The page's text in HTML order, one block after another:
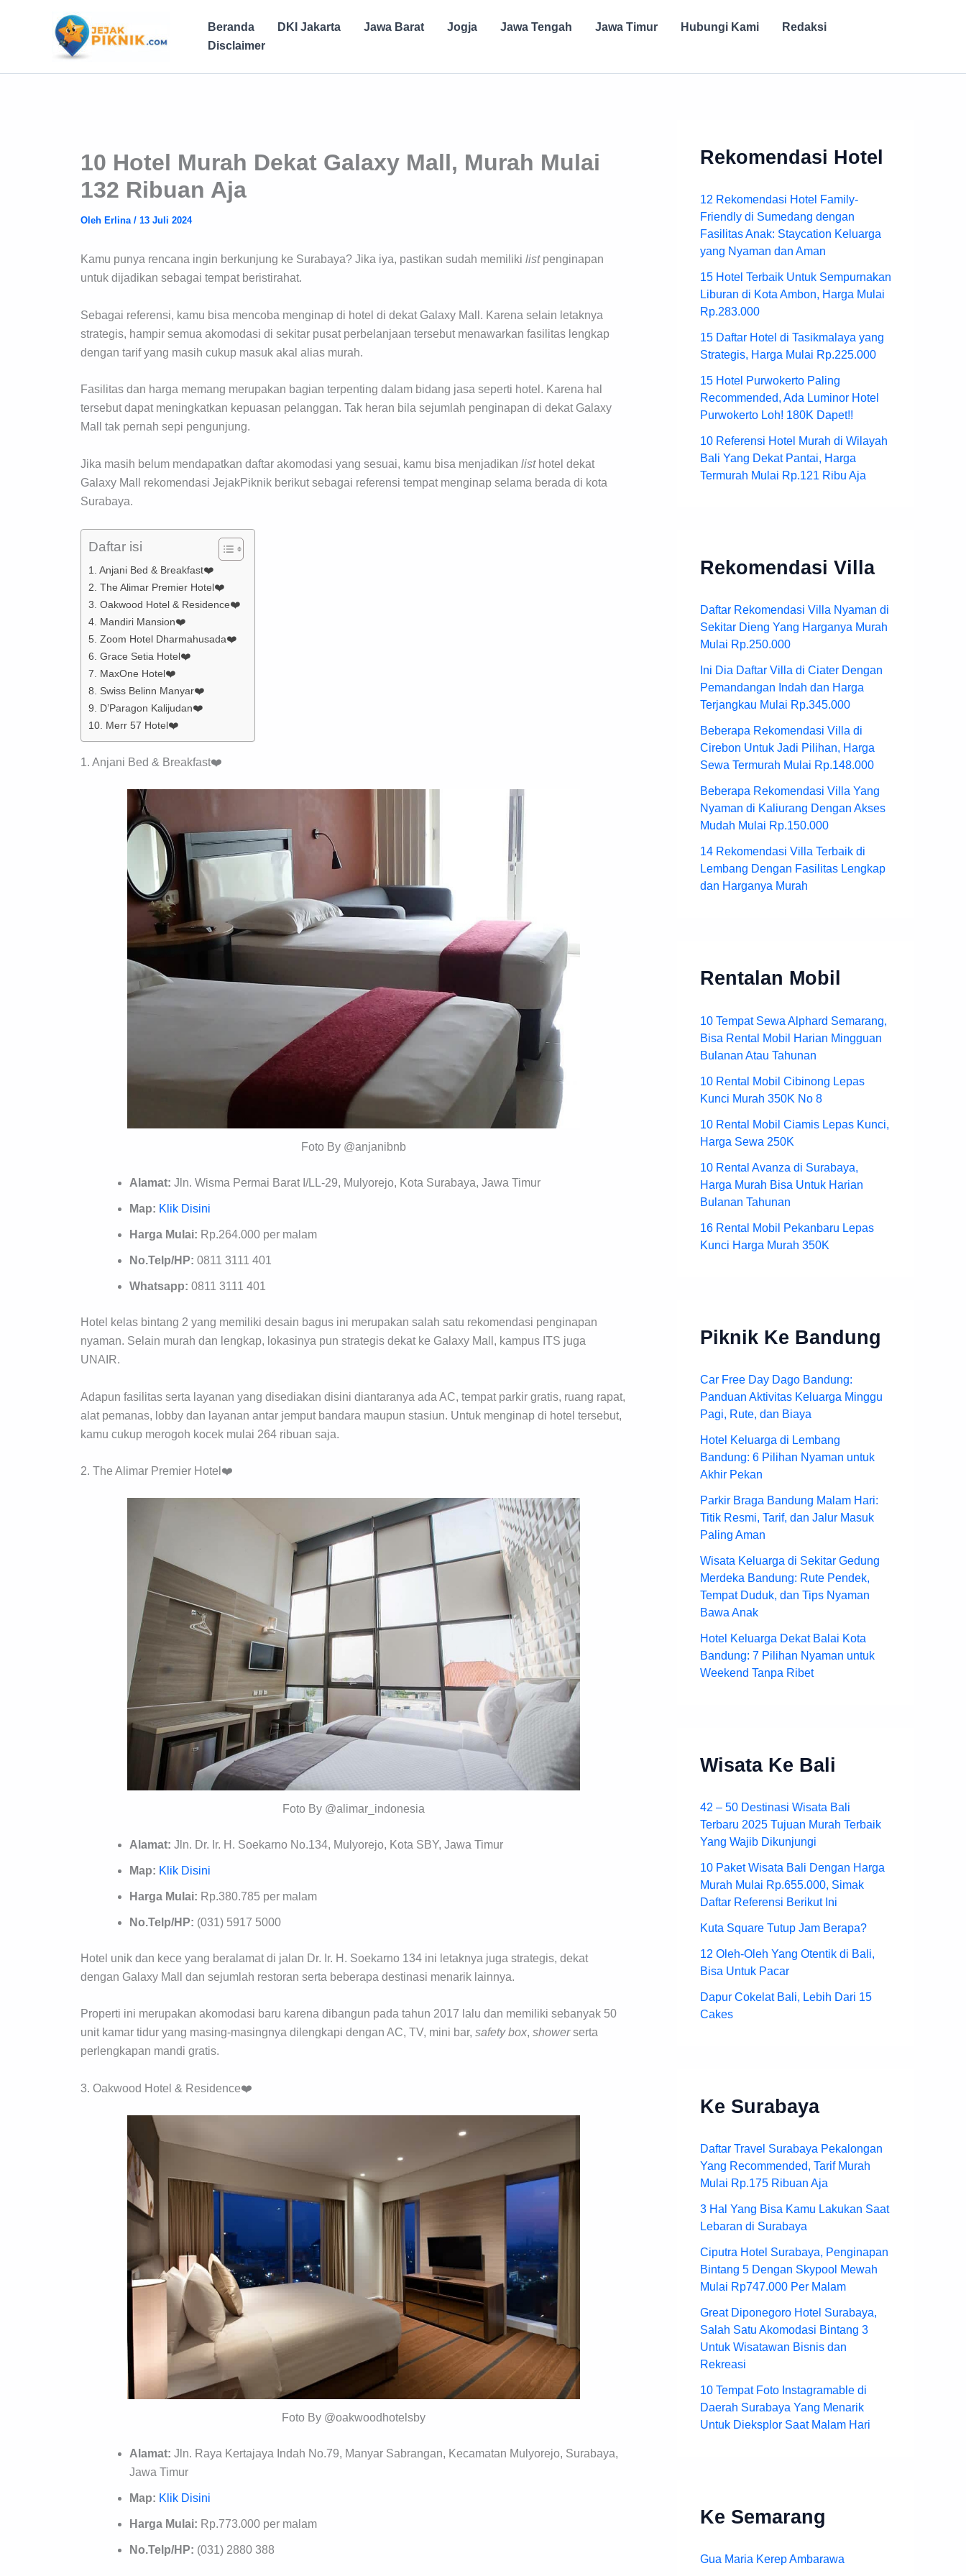
Beranda DKI Jakarta Jawa Barat Jogja Jawa Tengah Jawa Timur Hubungi Kami
Redaksi
Disclaimer
10 Hotel Murah Dekat Galaxy Mall, Murah Mulai
132 Ribuan Aja
Oleh Erlina / 13 Juli 2024
Kamu punya rencana ingin berkunjung ke Surabaya? Jika iya, pastikan sudah memiliki listpenginapan
untuk dijadikan sebagai tempat beristirahat.
Sebagai referensi, kamu bisa mencoba menginap di hotel di dekat Galaxy Mall. Karena selain letaknya
strategis, hampir semua akomodasi di sekitar pusat perbelanjaan tersebut menawarkan fasilitas lengkap
dengan tarif yang masih cukup masuk akal alias murah.
Fasilitas dan harga memang merupakan bagian terpenting dalam bidang jasa seperti hotel. Karena hal
tersebut dapat meningkatkan kepuasan pelanggan. Tak heran bila sejumlah penginapan di dekat Galaxy
Mall tak pernah sepi pengunjung.
Jika masih belum mendapatkan daftar akomodasi yang sesuai, kamu bisa menjadikan listhotel dekat
Galaxy Mall rekomendasi JejakPiknik berikut sebagai referensi tempat menginap selama berada di kota
Surabaya.
Daftar isi
1. Anjani Bed & Breakfast❤️
2. The Alimar Premier Hotel❤️
3. Oakwood Hotel & Residence❤️
4. Mandiri Mansion❤️
5. Zoom Hotel Dharmahusada❤️
6. Grace Setia Hotel❤️
7. MaxOne Hotel❤️
8. Swiss Belinn Manyar❤️
9. D’Paragon Kalijudan❤️
10. Merr 57 Hotel❤️
1. Anjani Bed & Breakfast❤️
Foto By @anjanibnb
Alamat: Jln. Wisma Permai Barat I/LL-29, Mulyorejo, Kota Surabaya, Jawa Timur
Map: Klik Disini
Harga Mulai: Rp.264.000 per malam
No.Telp/HP: 0811 3111 401
Whatsapp: 0811 3111 401
Hotel kelas bintang 2 yang memiliki desain bagus ini merupakan salah satu rekomendasi penginapan
nyaman. Selain murah dan lengkap, lokasinya pun strategis dekat ke Galaxy Mall, kampus ITS juga
UNAIR.
Adapun fasilitas serta layanan yang disediakan disini diantaranya ada AC, tempat parkir gratis, ruang rapat,
alat pemanas, lobby dan layanan antar jemput bandara maupun stasiun. Untuk menginap di hotel tersebut,
kamu cukup merogoh kocek mulai 264 ribuan saja.
2. The Alimar Premier Hotel❤️
Foto By @alimar_indonesia
Alamat: Jln. Dr. Ir. H. Soekarno No.134, Mulyorejo, Kota SBY, Jawa Timur
Map: Klik Disini
Harga Mulai: Rp.380.785 per malam
No.Telp/HP: (031) 5917 5000
Hotel unik dan kece yang beralamat di jalan Dr. Ir. H. Soekarno 134 ini letaknya juga strategis, dekat
dengan Galaxy Mall dan sejumlah restoran serta beberapa destinasi menarik lainnya.
Properti ini merupakan akomodasi baru karena dibangun pada tahun 2017 lalu dan memiliki sebanyak 50
unit kamar tidur yang masing-masingnya dilengkapi dengan AC, TV, mini bar, safety box, showerserta
perlengkapan mandi gratis.
3. Oakwood Hotel & Residence❤️
Foto By @oakwoodhotelsby
Alamat: Jln. Raya Kertajaya Indah No.79, Manyar Sabrangan, Kecamatan Mulyorejo, Surabaya,
Jawa Timur
Map: Klik Disini
Harga Mulai: Rp.773.000 per malam
No.Telp/HP: (031) 2880 388
Rekomendasi Hotel
12 Rekomendasi Hotel Family-
Friendly di Sumedang dengan
Fasilitas Anak: Staycation Keluarga
yang Nyaman dan Aman
15 Hotel Terbaik Untuk Sempurnakan
Liburan di Kota Ambon, Harga Mulai
Rp.283.000
15 Daftar Hotel di Tasikmalaya yang
Strategis, Harga Mulai Rp.225.000
15 Hotel Purwokerto Paling
Recommended, Ada Luminor Hotel
Purwokerto Loh! 180K Dapet!!
10 Referensi Hotel Murah di Wilayah
Bali Yang Dekat Pantai, Harga
Termurah Mulai Rp.121 Ribu Aja
Rekomendasi Villa
Daftar Rekomendasi Villa Nyaman di
Sekitar Dieng Yang Harganya Murah
Mulai Rp.250.000
Ini Dia Daftar Villa di Ciater Dengan
Pemandangan Indah dan Harga
Terjangkau Mulai Rp.345.000
Beberapa Rekomendasi Villa di
Cirebon Untuk Jadi Pilihan, Harga
Sewa Termurah Mulai Rp.148.000
Beberapa Rekomendasi Villa Yang
Nyaman di Kaliurang Dengan Akses
Mudah Mulai Rp.150.000
14 Rekomendasi Villa Terbaik di
Lembang Dengan Fasilitas Lengkap
dan Harganya Murah
Rentalan Mobil
10 Tempat Sewa Alphard Semarang,
Bisa Rental Mobil Harian Mingguan
Bulanan Atau Tahunan
10 Rental Mobil Cibinong Lepas
Kunci Murah 350K No 8
10 Rental Mobil Ciamis Lepas Kunci,
Harga Sewa 250K
10 Rental Avanza di Surabaya,
Harga Murah Bisa Untuk Harian
Bulanan Tahunan
16 Rental Mobil Pekanbaru Lepas
Kunci Harga Murah 350K
Piknik Ke Bandung
Car Free Day Dago Bandung:
Panduan Aktivitas Keluarga Minggu
Pagi, Rute, dan Biaya
Hotel Keluarga di Lembang
Bandung: 6 Pilihan Nyaman untuk
Akhir Pekan
Parkir Braga Bandung Malam Hari:
Titik Resmi, Tarif, dan Jalur Masuk
Paling Aman
Wisata Keluarga di Sekitar Gedung
Merdeka Bandung: Rute Pendek,
Tempat Duduk, dan Tips Nyaman
Bawa Anak
Hotel Keluarga Dekat Balai Kota
Bandung: 7 Pilihan Nyaman untuk
Weekend Tanpa Ribet
Wisata Ke Bali
42 – 50 Destinasi Wisata Bali
Terbaru 2025 Tujuan Murah Terbaik
Yang Wajib Dikunjungi
10 Paket Wisata Bali Dengan Harga
Murah Mulai Rp.655.000, Simak
Daftar Referensi Berikut Ini
Kuta Square Tutup Jam Berapa?
12 Oleh-Oleh Yang Otentik di Bali,
Bisa Untuk Pacar
Dapur Cokelat Bali, Lebih Dari 15
Cakes
Ke Surabaya
Daftar Travel Surabaya Pekalongan
Yang Recommended, Tarif Murah
Mulai Rp.175 Ribuan Aja
3 Hal Yang Bisa Kamu Lakukan Saat
Lebaran di Surabaya
Ciputra Hotel Surabaya, Penginapan
Bintang 5 Dengan Skypool Mewah
Mulai Rp747.000 Per Malam
Great Diponegoro Hotel Surabaya,
Salah Satu Akomodasi Bintang 3
Untuk Wisatawan Bisnis dan
Rekreasi
10 Tempat Foto Instagramable di
Daerah Surabaya Yang Menarik
Untuk Dieksplor Saat Malam Hari
Ke Semarang
Gua Maria Kerep Ambarawa